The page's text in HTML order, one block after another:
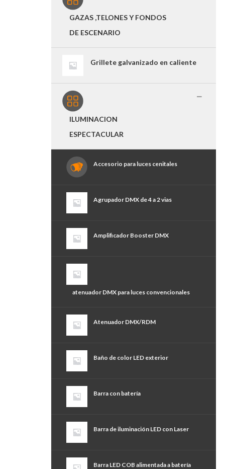
GAZAS ,TELONES Y FONDOS
DE ESCENARIO
Grillete galvanizado en caliente
ILUMINACION
ESPECTACULAR
Accesorio para luces cenitales
Agrupador DMX de 4 a 2 vias
Amplificador Booster DMX
atenuador DMX para luces convencionales
Atenuador DMX/RDM
Baño de color LED exterior
Barra con batería
Barra de iluminación LED con Laser
Barra LED COB alimentada a batería